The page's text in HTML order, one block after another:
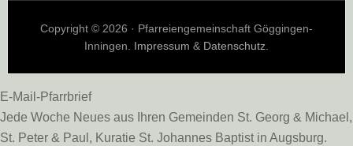
Copyright © 2026 · Pfarreiengemeinschaft Göggingen-
Inningen. Impressum & Datenschutz.
E-Mail-Pfarrbrief
Jede Woche Neues aus Ihren Gemeinden St. Georg & Michael,
St. Peter & Paul, Kuratie St. Johannes Baptist in Augsburg.